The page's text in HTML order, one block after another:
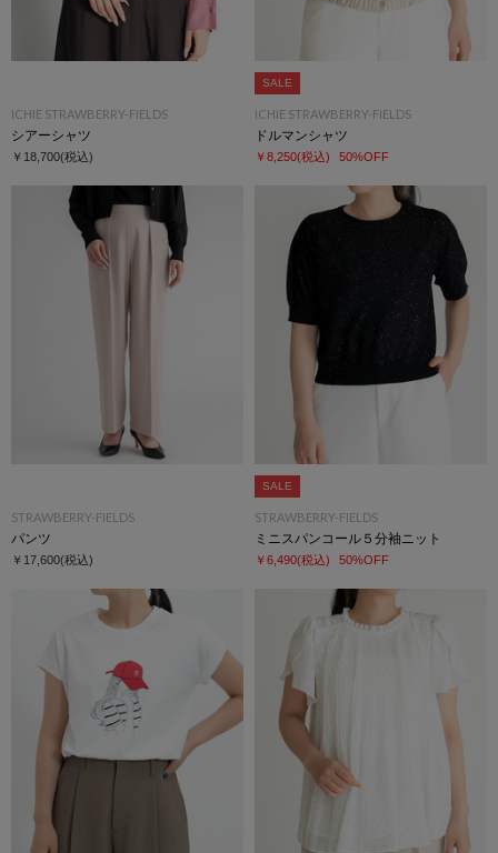
ICHIE STRAWBERRY-FIELDS
シアーシャツ
￥18,700(税込)
SALE
ICHIE STRAWBERRY-FIELDS
ドルマンシャツ
￥8,250(税込) 50%OFF
STRAWBERRY-FIELDS
パンツ
￥17,600(税込)
SALE
STRAWBERRY-FIELDS
ミニスパンコール５分袖ニット
￥6,490(税込) 50%OFF